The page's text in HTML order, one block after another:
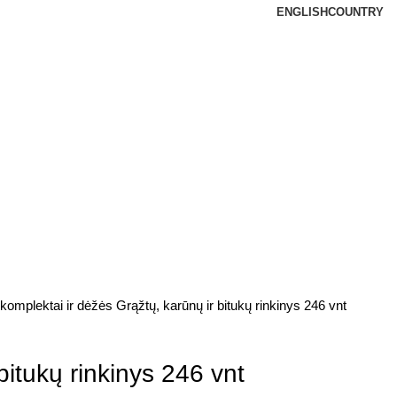
ENGLISHCOUNTRY
ir dėžės Grąžtų, karūnų ir bitukų rinkinys 246 vnt
rinkinys 246 vnt